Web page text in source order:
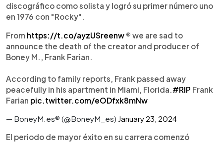
discográfico como solista y logró su primer número uno
en 1976 con "Rocky".
From https://t.co/ayzUSreenw ® we are sad to
announce the death of the creator and producer of
Boney M., Frank Farian.
According to family reports, Frank passed away
peacefully in his apartment in Miami, Florida. #RIP Frank
Farian pic.twitter.com/eODfxk8mNw
— BoneyM.es® (@BoneyM_es) January 23, 2024
El periodo de mayor éxito en su carrera comenzó